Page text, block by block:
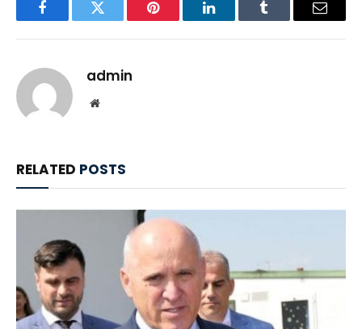
FacebookTwitter Pinterest LinkedInTumblr Email
admin
Website
RELATED POSTS